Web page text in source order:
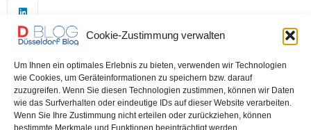
Cookie-Zustimmung verwalten
Um Ihnen ein optimales Erlebnis zu bieten, verwenden wir Technologien
wie Cookies, um Geräteinformationen zu speichern bzw. darauf
zuzugreifen. Wenn Sie diesen Technologien zustimmen, können wir Daten
wie das Surfverhalten oder eindeutige IDs auf dieser Website verarbeiten.
Wenn Sie Ihre Zustimmung nicht erteilen oder zurückziehen, können
bestimmte Merkmale und Funktionen beeinträchtigt werden.